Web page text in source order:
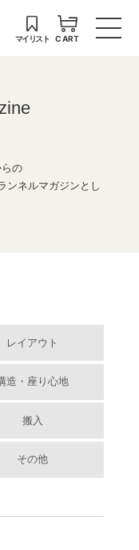
マイリスト CART
の
ンネルマガジンとし
レイアウト
造・座り心地
搬入
その他